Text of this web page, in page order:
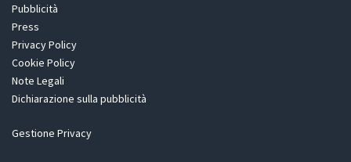
Pubblicità
Press
Privacy Policy
Cookie Policy
Note Legali
Dichiarazione sulla pubblicità
Gestione Privacy